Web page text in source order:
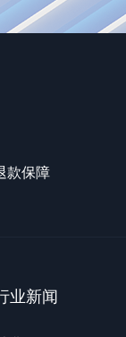
款保障
业新闻